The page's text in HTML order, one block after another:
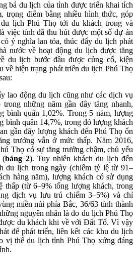
bá du lịch của tỉnh được triển khai tích
trọng điểm bằng nhiều hình thức, góp
lịch Phú Thọ tới du khách trong và
việc tỉnh đã thu hút được một số dự án
ý nghĩa lan tỏa, thúc đẩy du lịch phát
nước về hoạt động du lịch được tăng
du lịch bước đầu được củng cố, kiện
về hiện trạng phát triển du lịch Phú Thọ
lao động du lịch cũng như các dịch vụ
những năm gần đây tăng nhanh,
bình quân 1,02%. Trong 5 năm, lượng
bình quân 14,7%, trong đó lượng khách
gần đây lượng khách đến Phú Thọ ổn
trưởng vẫn ở mức thấp. Năm 2016,
Thọ có sự tăng trưởng chậm, chủ yếu
(bảng 2). Tuy nhiên khách du lịch đến
du lịch trong ngày (chiếm tỷ lệ từ 91–
hàng năm), lượng khách có sử dụng
thấp (từ 6–9% tổng lượng khách, trong
dịch vụ lưu trú chiếm 3–5%) và chỉ
miền núi phía Bắc, 36/63 tỉnh thành
nguyên nhân là do du lịch Phú Thọ
du khách khi về với Đất Tổ. Vì vậy
để phát triển, liên kết các khu du lịch
vị thế du lịch tỉnh Phú Thọ xứng đáng